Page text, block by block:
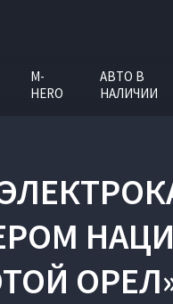
M-
HERO
АВТО В
НАЛИЧИИ